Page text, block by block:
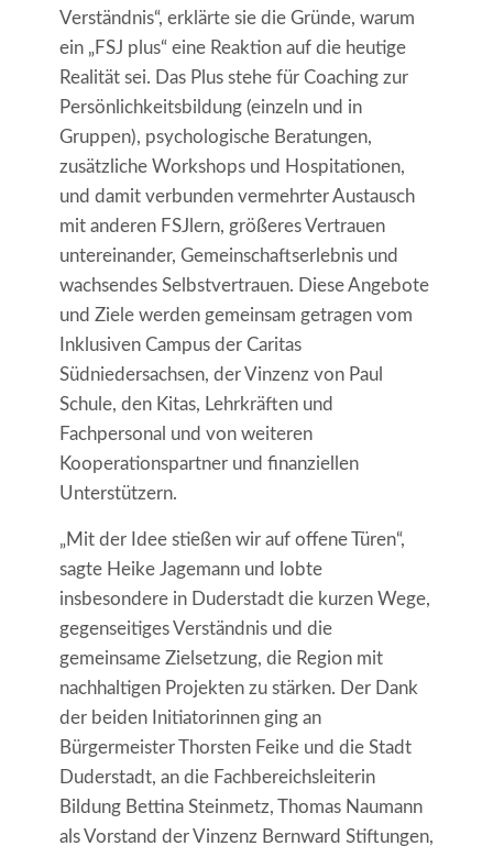
Verständnis“, erklärte sie die Gründe, warum
ein „FSJ plus“ eine Reaktion auf die heutige
Realität sei. Das Plus stehe für Coaching zur
Persönlichkeitsbildung (einzeln und in
Gruppen), psychologische Beratungen,
zusätzliche Workshops und Hospitationen,
und damit verbunden vermehrter Austausch
mit anderen FSJlern, größeres Vertrauen
untereinander, Gemeinschaftserlebnis und
wachsendes Selbstvertrauen. Diese Angebote
und Ziele werden gemeinsam getragen vom
Inklusiven Campus der Caritas
Südniedersachsen, der Vinzenz von Paul
Schule, den Kitas, Lehrkräften und
Fachpersonal und von weiteren
Kooperationspartner und finanziellen
Unterstützern.
„Mit der Idee stießen wir auf offene Türen“,
sagte Heike Jagemann und lobte
insbesondere in Duderstadt die kurzen Wege,
gegenseitiges Verständnis und die
gemeinsame Zielsetzung, die Region mit
nachhaltigen Projekten zu stärken. Der Dank
der beiden Initiatorinnen ging an
Bürgermeister Thorsten Feike und die Stadt
Duderstadt, an die Fachbereichsleiterin
Bildung Bettina Steinmetz, Thomas Naumann
als Vorstand der Vinzenz Bernward Stiftungen,